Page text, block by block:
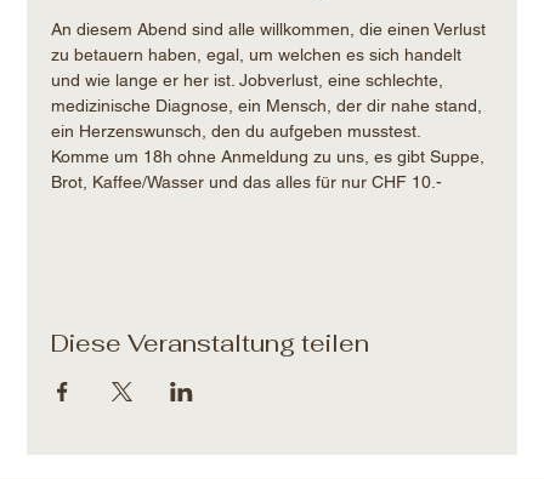
An diesem Abend sind alle willkommen, die einen Verlust
zu betauern haben, egal, um welchen es sich handelt
und wie lange er her ist. Jobverlust, eine schlechte,
medizinische Diagnose, ein Mensch, der dir nahe stand,
ein Herzenswunsch, den du aufgeben musstest.
Komme um 18h ohne Anmeldung zu uns, es gibt Suppe,
Brot, Kaffee/Wasser und das alles für nur CHF 10.-
Diese Veranstaltung teilen